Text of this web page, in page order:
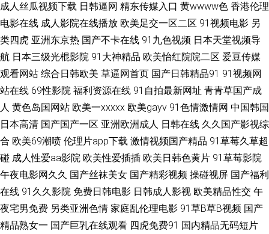
开 成人免费视频网 91在线观看资源 91刺激链接 亚洲av 日韩精品中字 男女
互艹网站 国产传煤 97超碰成人在线 91蝌蚪蝌蚪 夜夜电影 人妻人澡夜夜 精
品偷拍一区二区 成人福利视频影院 bt磁链接 91九色极品内射 迅雷磁力链bt
磁力种子 欧美性交一级视频 嫩草ying院 国产网站91 9艹 91国产视频 污网站
69 电影在线免费 99大香蕉超碰 91秘黄成人网站 亚洲色图2p 论坛网址大全
欧美精品一一色哟哟 麻豆MV免费观看 九一视频在线 豆花视频跳转入口 av字
幕 91人妻爽 在线免费播放 无人区电影在线播放 日动漫网站 嫩草影院 国产
成人丝瓜视频下载 日韩逼网 精东传媒入口 黄wwww色 香港伦理
电影在线 成人影院在线播放 欧美足交一区二区 91视频电影 另
类四虎 亚洲东京热 国产不卡在线 91九色视频 日本天堂视频导
航 日本三级光棍影院 91大神精品 欧美怡红院院二区 爱豆传媒
观看网站 综合日韩欧美 草逼网首页 国产日韩精品91 91视频网
站在线 69性影院 福利资源在线 91自拍最新网址 青青草国产成
人 黄色岛国网站 欧美一xxxxx 欧美gayv 91色情激情网 中国韩国
日本高清 国产国产一区 亚洲欧洲成人 日韩在线 久久国产影视综
合 欧美69潮喷 伦理片app下载 激情视频国产精品 91草莓久草超
碰 成人性爱aa影院 欧美性爱插插 欧美日韩色黄片 91草莓影院
午夜电影网久久 国产丝袜美女 国产精彩视频 操碰视屏 国产福利
在线 91久久影院 免费日韩电影 日韩成人影视 欧美精品性交 午
夜宅男免费 另类亚洲色情 家庭乱伦理电影 91草B草B视频 国产
精品熟女一 国产巨乳在线观看 四虎免费91 国内精品无码短片